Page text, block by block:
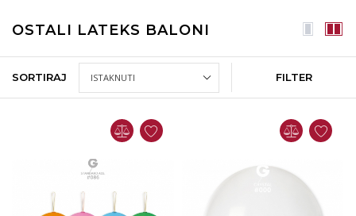
OSTALI LATEKS BALONI
SORTIRAJ FILTER